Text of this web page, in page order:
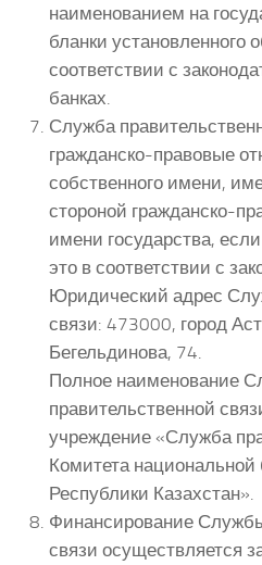
наименованием на
бланки установленного
соответствии с
банках.
Служба
гражданско-правовые
собственного имени,
стороной гражданско-
имени государства,
это в соответствии с
Юридический адрес
связи: 473000, город
Бегельдинова, 74.
Полное наименование
правительственной
учреждение «Служба
Комитета национальной
Республики Казахстан».
Финансирование
связи осуществляется